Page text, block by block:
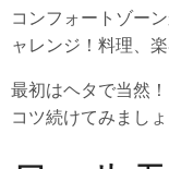
コンフォートゾー
ャレンジ！料理、
最初はヘタで当然
コツ続けてみましょ